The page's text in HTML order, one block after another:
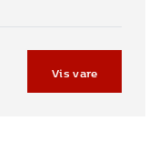
Vis vare